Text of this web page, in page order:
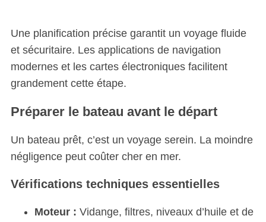
Une planification précise garantit un voyage fluide
et sécuritaire. Les applications de navigation
modernes et les cartes électroniques facilitent
grandement cette étape.
Préparer le bateau avant le départ
Un bateau prêt, c’est un voyage serein. La moindre
négligence peut coûter cher en mer.
Vérifications techniques essentielles
Moteur : Vidange, filtres, niveaux d’huile et de